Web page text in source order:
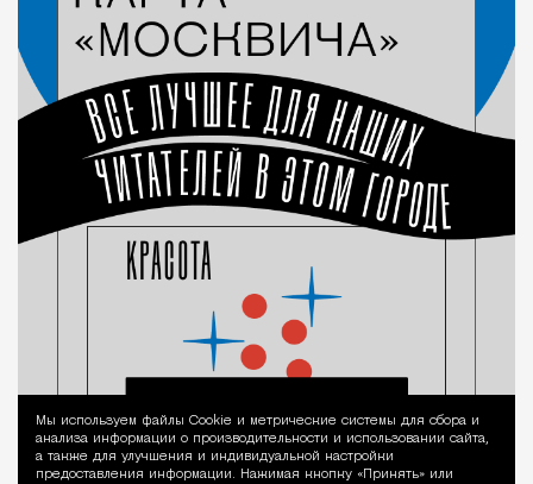
Уведомление
Мы используем файлы Сookie и метрические системы для сбора и
анализа информации о производительности и использовании сайта,
а также для улучшения и индивидуальной настройки
предоставления информации. Нажимая кнопку «Принять» или